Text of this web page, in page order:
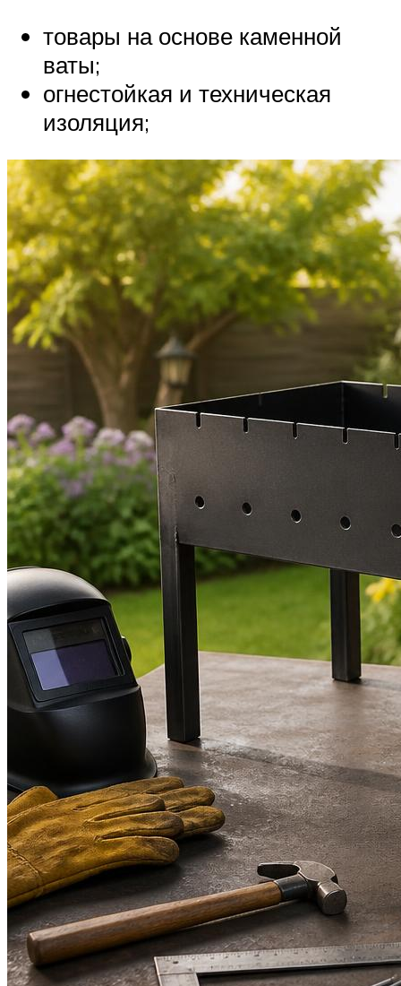
товары на основе каменной
ваты;
огнестойкая и техническая
изоляция;